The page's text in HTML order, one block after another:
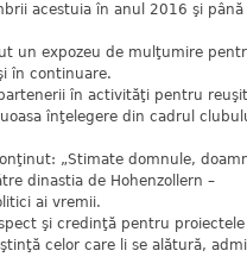
acestuia în anul 2016 şi până
un expozeu de mulţumire
în continuare.
în activităţi pentru
înţelegere din cadrul
„Stimate domnule,
dinastia de Hohenzollern –
ai vremii.
şi credinţă pentru proiectele
celor care li se alătură,